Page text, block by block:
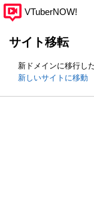
VTuberNOW!
サイト移転
新ドメインに移行し
新しいサイトに移動